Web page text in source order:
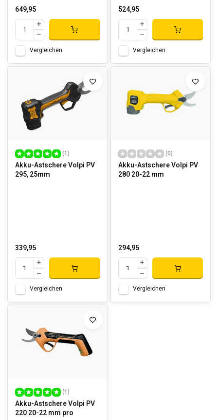
649,95
Vergleichen
524,95
Vergleichen
(1)
Akku-Astschere Volpi PV
295, 25mm
339,95
Vergleichen
(0)
Akku-Astschere Volpi PV
280 20-22 mm
294,95
Vergleichen
(1)
Akku-Astschere Volpi PV
220 20-22 mm pro